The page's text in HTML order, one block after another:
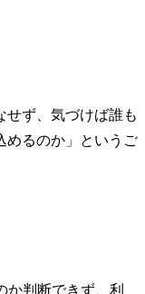
せず、気づけば誰も
めるのか」というご
か判断できず、利